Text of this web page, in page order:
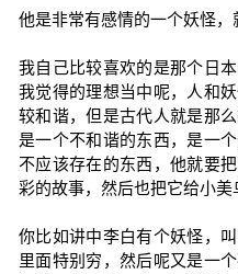
他是非常有感情的一个妖怪，
我自己比较喜欢的是那个日
我觉得的理想当中呢，人和
较和谐，但是古代人就是那
是一个不和谐的东西，是一
不应该存在的东西，他就要
彩的故事，然后也把它给小美
你比如讲中李白有个妖怪，
里面特别穷，然后呢又是一